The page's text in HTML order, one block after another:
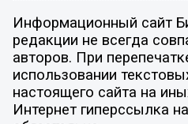
Информационный сайт
редакции не всегда
авторов. При
использовании
настоящего сайта на
Интернет гиперссылка